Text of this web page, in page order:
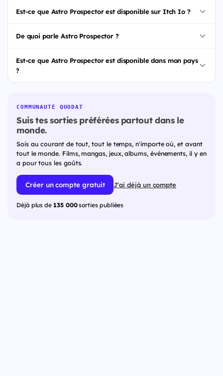
Est-ce que Astro Prospector est disponible sur Itch Io ?
De quoi parle Astro Prospector ?
Est-ce que Astro Prospector est disponible dans mon pays
?
COMMUNAUTÉ QUODAT
Suis tes sorties préférées partout dans le
monde.
Sois au courant de tout, tout le temps, n'importe où, et avant
tout le monde. Films, mangas, jeux, albums, événements, il y en
a pour tous les goûts.
Créer un compte gratuit J'ai déjà un compte
Déjà plus de 135 000sorties publiées